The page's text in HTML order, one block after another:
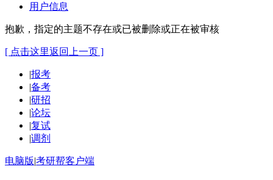
用户信息
抱歉，指定的主题不存在或已被删除或正在被审核
[ 点击这里返回上一页 ]
|报考
|备考
|研招
|论坛
|复试
|调剂
电脑版|考研帮客户端